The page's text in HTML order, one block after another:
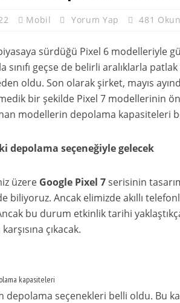
Mobil Yorum Yap 481
sürdüğü Pixel 6 modelleriyle
sınıfı geçse de belirli aralıklarla
oldu. Son olarak şirket, mayıs
bir şekilde Pixel 7 modellerinin
modellerin depolama kapasiteleri
depolama seçeneğiyle gelecek
üzere Google Pixel 7serisinin
biliyoruz. Ancak elimizde akıllı
bu durum etkinlik tarihi
çıkacak.
kapasiteleri
depolama seçenekleri belli oldu. Bu